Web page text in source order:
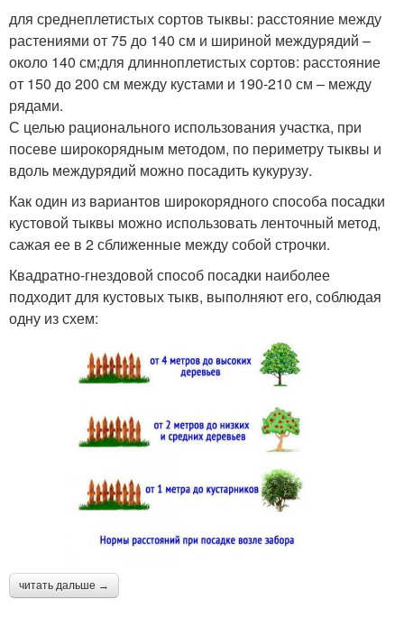
для среднеплетистых сортов тыквы: расстояние между
растениями от 75 до 140 см и шириной междурядий –
около 140 см;для длинноплетистых сортов: расстояние
от 150 до 200 см между кустами и 190-210 см – между
рядами.
С целью рационального использования участка, при
посеве широкорядным методом, по периметру тыквы и
вдоль междурядий можно посадить кукурузу.
Как один из вариантов широкорядного способа посадки
кустовой тыквы можно использовать ленточный метод,
сажая ее в 2 сближенные между собой строчки.
Квадратно-гнездовой способ посадки наиболее
подходит для кустовых тыкв, выполняют его, соблюдая
одну из схем:
читать дальше →